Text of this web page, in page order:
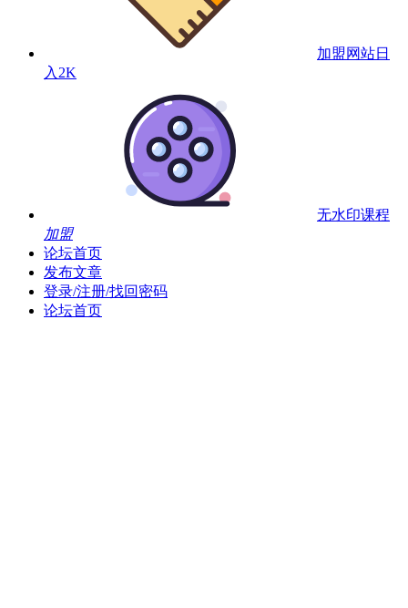
加盟网站日
入2K
无水印课程
加盟
论坛首页
发布文章
登录/注册/找回密码
论坛首页